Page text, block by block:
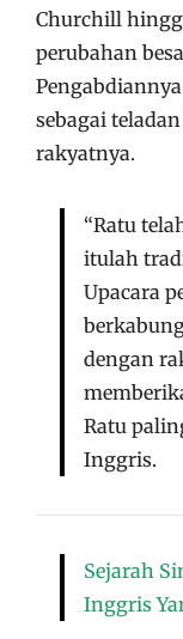
Churchill
perubahan
sebagai
rakyatnya.
“Ratu
itulah
Upacara
dengan
Ratu
Inggris.
Sejarah
Inggris